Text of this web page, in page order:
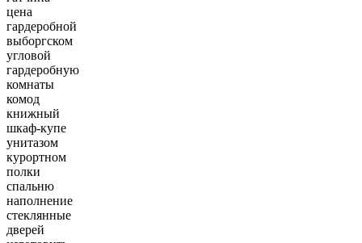
цена
гардеробной
выборгском
угловой
гардеробную
комнаты
комод
книжный
шкаф-купе
унитазом
курортном
полки
спальню
наполнение
стеклянные
дверей